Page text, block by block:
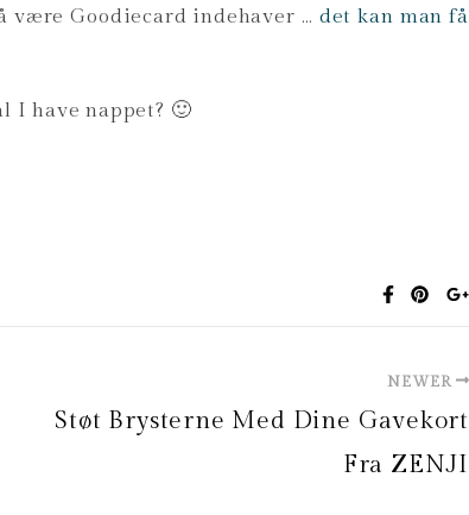
være Goodiecard indehaver … det kan man få
I have nappet? 🙂
NEWER
Støt Brysterne Med Dine Gavekort
Fra ZENJI